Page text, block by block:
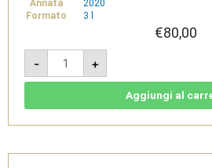
Annata
2020
Formato
3 l
€80,00
-
Nero
2020
-
Monferrato
-
Pietro
+
Aggiungi al